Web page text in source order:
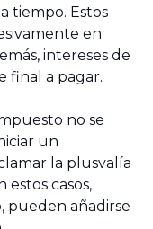
tiempo. Estos
en
intereses de
final a pagar.
no se
un
la plusvalía
casos,
pueden añadirse